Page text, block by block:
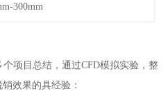
300mm
项目总结，通过CFD模拟实验，整
效果的具经验：